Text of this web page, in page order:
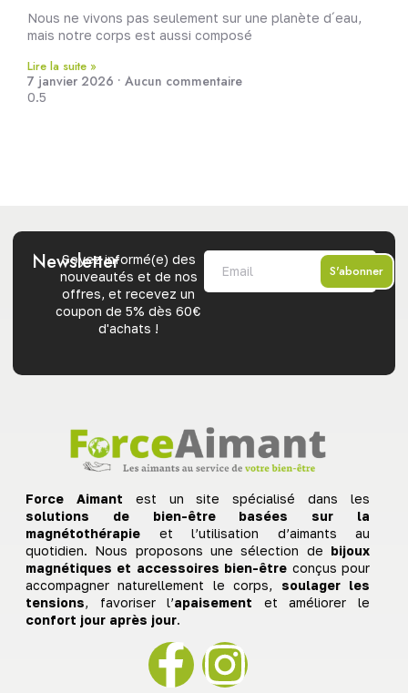
Nous ne vivons pas seulement sur une planète d´eau,
mais notre corps est aussi composé
Lire la suite »
7 janvier 2026 Aucun commentaire
Newsletter
Soyez informé(e) des
nouveautés et de nos
offres, et recevez un
coupon de 5% dès 60€
d'achats !
S'abonner
Force Aimant est un site spécialisé dans les
solutions de bien-être basées sur la
magnétothérapie et l’utilisation d’aimants au
quotidien. Nous proposons une sélection de bijoux
magnétiques et accessoires bien-être conçus pour
accompagner naturellement le corps, soulager les
tensions, favoriser l’apaisement et améliorer le
confort jour après jour.